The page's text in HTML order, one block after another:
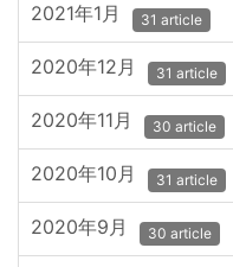
2021年1月 31 article
2020年12月 31 article
2020年11月 30 article
2020年10月 31 article
2020年9月 30 article